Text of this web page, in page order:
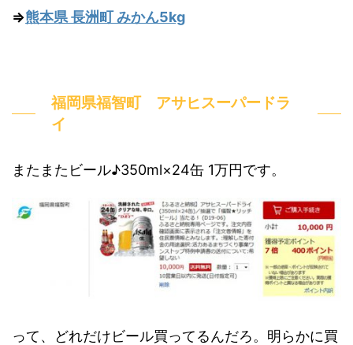
⇒熊本県 長洲町 みかん5kg
福岡県福智町 アサヒスーパードラ
イ
またまたビール♪350ml×24缶 1万円です。
って、どれだけビール買ってるんだろ。明らかに買